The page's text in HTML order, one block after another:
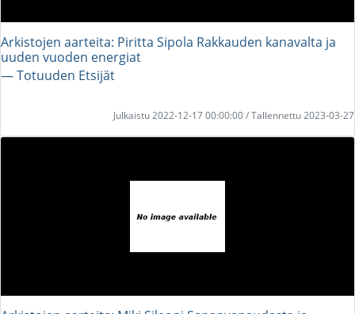
Arkistojen aarteita: Piritta Sipola Rakkauden kanavalta ja
uuden vuoden energiat
― Totuuden Etsijät
Julkaistu 2022-12-17 00:00:00 / Tallennettu 2023-03-27